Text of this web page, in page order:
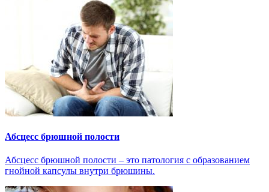
Абсцесс брюшной полости
Абсцесс брюшной полости – это патология с образованием
гнойной капсулы внутри брюшины.